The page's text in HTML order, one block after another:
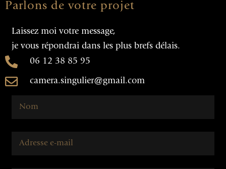
Parlons de votre projet
Laissez moi votre message,
je vous répondrai dans les plus brefs délais.
06 12 38 85 95
camera.singulier@gmail.com